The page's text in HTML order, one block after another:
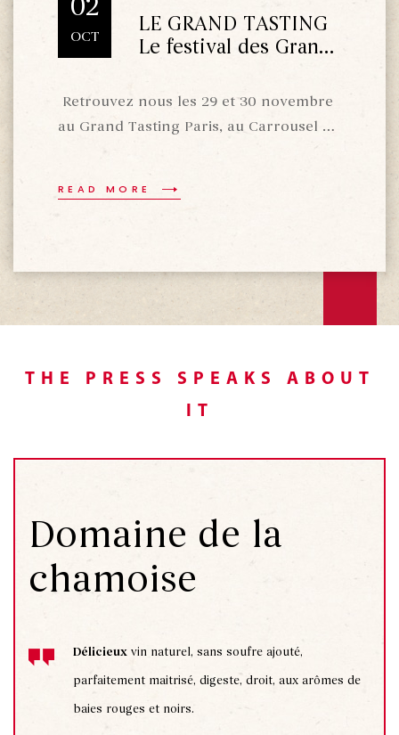
02
OCT
LE GRAND TASTING
Le festival des Grands
Retrouvez nous les 29 et 30 novembre
au Grand Tasting Paris, au Carrousel du
https://www.grandtasting.com/
READ MORE
THE PRESS SPEAKS ABOUT
IT
Domaine de la
chamoise
Délicieux vin naturel, sans soufre ajouté,
parfaitement maitrisé, digeste, droit, aux arômes de
baies rouges et noirs.